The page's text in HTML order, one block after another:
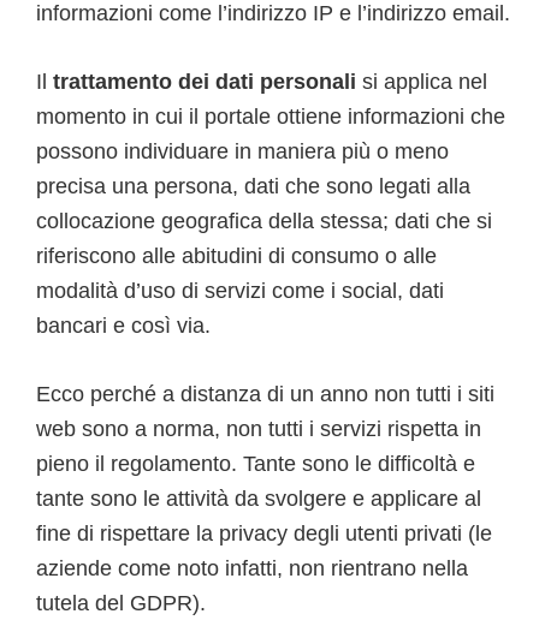
informazioni come l’indirizzo IP e l’indirizzo email.
Il trattamento dei dati personali si applica nel
momento in cui il portale ottiene informazioni che
possono individuare in maniera più o meno
precisa una persona, dati che sono legati alla
collocazione geografica della stessa; dati che si
riferiscono alle abitudini di consumo o alle
modalità d’uso di servizi come i social, dati
bancari e così via.
Ecco perché a distanza di un anno non tutti i siti
web sono a norma, non tutti i servizi rispetta in
pieno il regolamento. Tante sono le difficoltà e
tante sono le attività da svolgere e applicare al
fine di rispettare la privacy degli utenti privati (le
aziende come noto infatti, non rientrano nella
tutela del GDPR).